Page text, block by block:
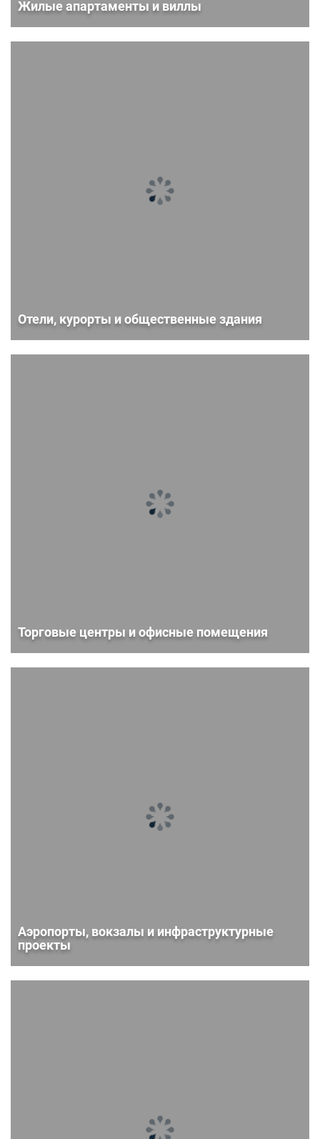
Жилые апартаменты и виллы
Отели, курорты и общественные здания
Торговые центры и офисные помещения
Аэропорты, вокзалы и инфраструктурные
проекты